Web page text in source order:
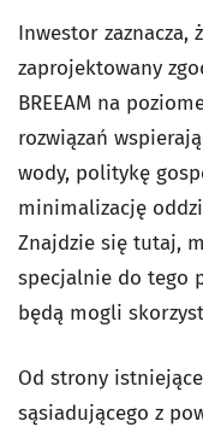
Inwestor zaznacza,
zaprojektowany
BREEAM na
rozwiązań
wody, politykę
minimalizację
Znajdzie się tutaj,
specjalnie do tego
będą mogli
Od strony
sąsiadującego z